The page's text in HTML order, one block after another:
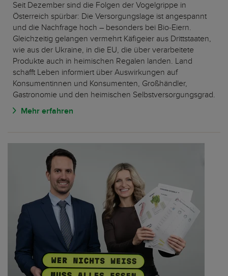
Seit Dezember sind die Folgen der Vogelgrippe in
Österreich spürbar: Die Versorgungslage ist angespannt
und die Nachfrage hoch – besonders bei Bio‑Eiern.
Gleichzeitig gelangen vermehrt Käfigeier aus Drittstaaten,
wie aus der Ukraine, in die EU, die über verarbeitete
Produkte auch in heimischen Regalen landen. Land
schafft Leben informiert über Auswirkungen auf
Konsumentinnen und Konsumenten, Großhändler,
Gastronomie und den heimischen Selbstversorgungsgrad.
Mehr erfahren